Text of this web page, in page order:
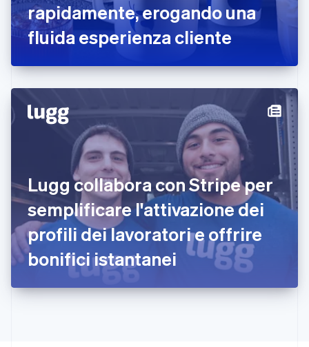
rapidamente, erogando una
fluida esperienza cliente
Lugg collabora con Stripe per
semplificare l'attivazione dei
profili dei lavoratori e offrire
bonifici istantanei
Finlandia
EnglishSvenska
Francia
Germania
日本語English
Gibilterra
English
Irlanda
English
Italia
Italiano English
Lettonia
Liechtenstein